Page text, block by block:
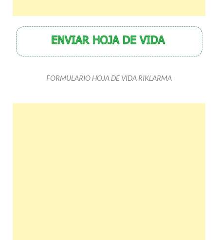
FORMULARIO HOJA DE VIDA RIKLARMA